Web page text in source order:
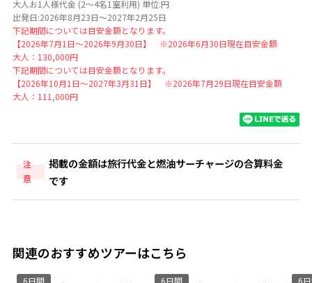
大人お1人様代金 (2～4名1室利用) 単位:円
出発日:2026年8月23日～2027年2月25日
下記期間については目安金額となります。
【2026年7月1日～2026年9月30日】 ※2026年6月30日現在目安金額
大人：130,000円
下記期間については目安金額となります。
【2026年10月1日～2027年3月31日】 ※2026年7月29日現在目安金額
大人：111,000円
注
意
掲載の金額は旅行代金と燃油サーチャージの合算料金
です
関連のおすすめツアーはこちら